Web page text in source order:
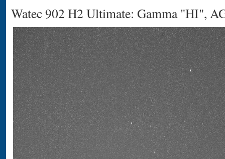
Watec 902 H2 Ultimate: Gamma "HI",